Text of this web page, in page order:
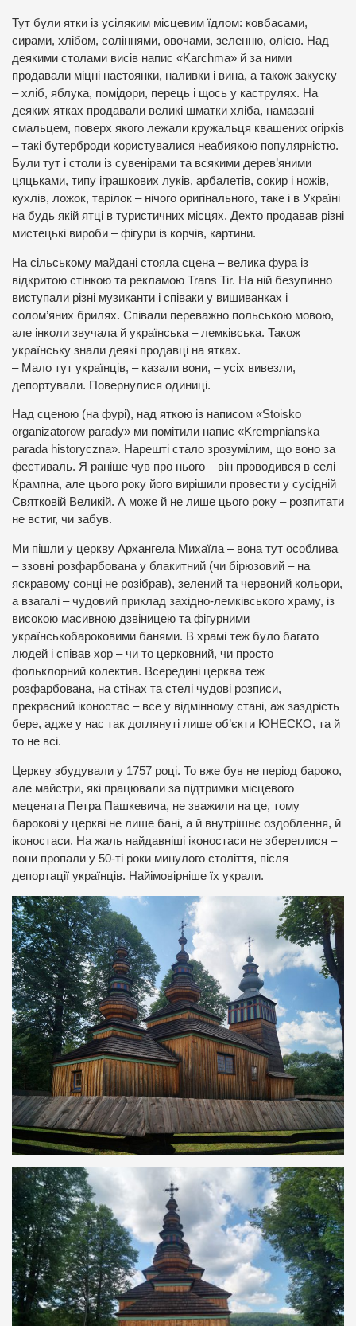
Тут були ятки із усіляким місцевим їдлом: ковбасами,
сирами, хлібом, соліннями, овочами, зеленню, олією. Над
деякими столами висів напис «Karchma» й за ними
продавали міцні настоянки, наливки і вина, а також закуску
– хліб, яблука, помідори, перець і щось у каструлях. На
деяких ятках продавали великі шматки хліба, намазані
смальцем, поверх якого лежали кружальця квашених огірків
– такі бутерброди користувалися неабиякою популярністю.
Були тут і столи із сувенірами та всякими дерев’яними
цяцьками, типу іграшкових луків, арбалетів, сокир і ножів,
кухлів, ложок, тарілок – нічого оригінального, таке і в Україні
на будь якій ятці в туристичних місцях. Дехто продавав різні
мистецькі вироби – фігури із корчів, картини.
На сільському майдані стояла сцена – велика фура із
відкритою стінкою та рекламою Trans Tir. На ній безупинно
виступали різні музиканти і співаки у вишиванках і
солом’яних брилях. Співали переважно польською мовою,
але інколи звучала й українська – лемківська. Також
українську знали деякі продавці на ятках.
– Мало тут українців, – казали вони, – усіх вивезли,
депортували. Повернулися одиниці.
Над сценою (на фурі), над яткою із написом «Stoisko
organizatorow parady» ми помітили напис «Krempnianska
parada historyczna». Нарешті стало зрозумілим, що воно за
фестиваль. Я раніше чув про нього – він проводився в селі
Крампна, але цього року його вирішили провести у сусідній
Святковій Великій. А може й не лише цього року – розпитати
не встиг, чи забув.
Ми пішли у церкву Архангела Михаїла – вона тут особлива
– ззовні розфарбована у блакитний (чи бірюзовий – на
яскравому сонці не розібрав), зелений та червоний кольори,
а взагалі – чудовий приклад західно-лемківського храму, із
високою масивною дзвіницею та фігурними
українськобароковими банями. В храмі теж було багато
людей і співав хор – чи то церковний, чи просто
фольклорний колектив. Всередині церква теж
розфарбована, на стінах та стелі чудові розписи,
прекрасний іконостас – все у відмінному стані, аж заздрість
бере, адже у нас так доглянуті лише об’єкти ЮНЕСКО, та й
то не всі.
Церкву збудували у 1757 році. То вже був не період бароко,
але майстри, які працювали за підтримки місцевого
мецената Петра Пашкевича, не зважили на це, тому
барокові у церкві не лише бані, а й внутрішнє оздоблення, й
іконостаси. На жаль найдавніші іконостаси не збереглися –
вони пропали у 50-ті роки минулого століття, після
депортації українців. Найімовірніше їх украли.